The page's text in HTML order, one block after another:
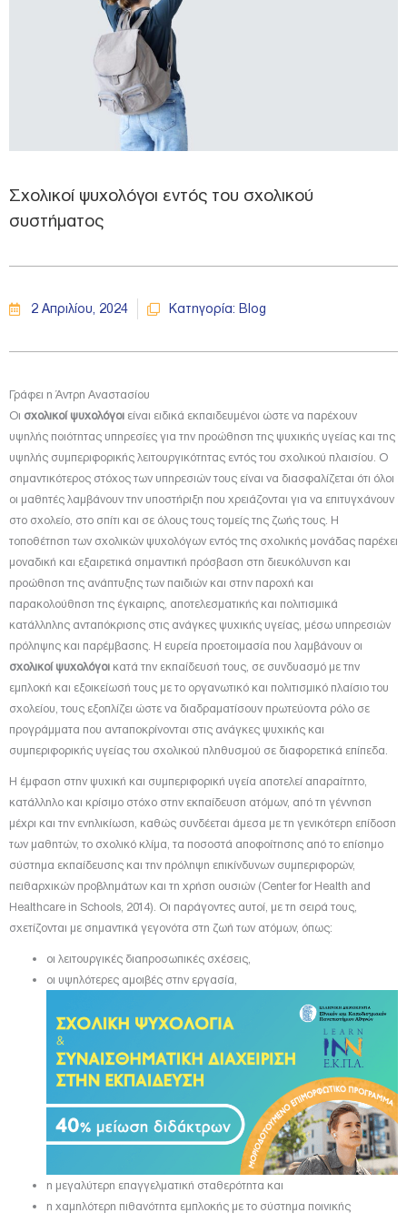
Σχολικοί ψυχολόγοι εντός του σχολικού
συστήματος
2 Απριλίου, 2024 Κατηγορία: Blog
Γράφει η Άντρη Αναστασίου
Οι σχολικοί ψυχολόγοι είναι ειδικά εκπαιδευμένοι ώστε να παρέχουν
υψηλής ποιότητας υπηρεσίες για την προώθηση της ψυχικής υγείας και της
υψηλής συμπεριφορικής λειτουργικότητας εντός του σχολικού πλαισίου. Ο
σημαντικότερος στόχος των υπηρεσιών τους είναι να διασφαλίζεται ότι όλοι
οι μαθητές λαμβάνουν την υποστήριξη που χρειάζονται για να επιτυγχάνουν
στο σχολείο, στο σπίτι και σε όλους τους τομείς της ζωής τους. Η
τοποθέτηση των σχολικών ψυχολόγων εντός της σχολικής μονάδας παρέχει
μοναδική και εξαιρετικά σημαντική πρόσβαση στη διευκόλυνση και
προώθηση της ανάπτυξης των παιδιών και στην παροχή και
παρακολούθηση της έγκαιρης, αποτελεσματικής και πολιτισμικά
κατάλληλης ανταπόκρισης στις ανάγκες ψυχικής υγείας, μέσω υπηρεσιών
πρόληψης και παρέμβασης. Η ευρεία προετοιμασία που λαμβάνουν οι
σχολικοί ψυχολόγοι κατά την εκπαίδευσή τους, σε συνδυασμό με την
εμπλοκή και εξοικείωσή τους με το οργανωτικό και πολιτισμικό πλαίσιο του
σχολείου, τους εξοπλίζει ώστε να διαδραματίσουν πρωτεύοντα ρόλο σε
προγράμματα που ανταποκρίνονται στις ανάγκες ψυχικής και
συμπεριφορικής υγείας του σχολικού πληθυσμού σε διαφορετικά επίπεδα.
Η έμφαση στην ψυχική και συμπεριφορική υγεία αποτελεί απαραίτητο,
κατάλληλο και κρίσιμο στόχο στην εκπαίδευση ατόμων, από τη γέννηση
μέχρι και την ενηλικίωση, καθώς συνδέεται άμεσα με τη γενικότερη επίδοση
των μαθητών, το σχολικό κλίμα, τα ποσοστά αποφοίτησης από το επίσημο
σύστημα εκπαίδευσης και την πρόληψη επικίνδυνων συμπεριφορών,
πειθαρχικών προβλημάτων και τη χρήση ουσιών (Center for Health and
Healthcare in Schools, 2014). Οι παράγοντες αυτοί, με τη σειρά τους,
σχετίζονται με σημαντικά γεγονότα στη ζωή των ατόμων, όπως:
οι λειτουργικές διαπροσωπικές σχέσεις,
οι υψηλότερες αμοιβές στην εργασία,
η μεγαλύτερη επαγγελματική σταθερότητα και
η χαμηλότερη πιθανότητα εμπλοκής με το σύστημα ποινικής